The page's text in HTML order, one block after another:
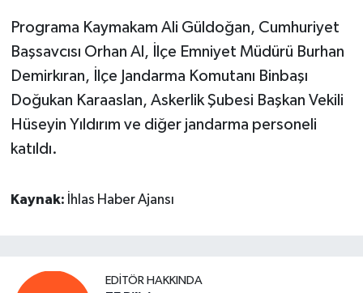
Programa Kaymakam Ali Güldoğan, Cumhuriyet
Başsavcısı Orhan Al, İlçe Emniyet Müdürü Burhan
Demirkıran, İlçe Jandarma Komutanı Binbaşı
Doğukan Karaaslan, Askerlik Şubesi Başkan Vekili
Hüseyin Yıldırım ve diğer jandarma personeli
katıldı.
Kaynak: İhlas Haber Ajansı
EDITÖR HAKKINDA